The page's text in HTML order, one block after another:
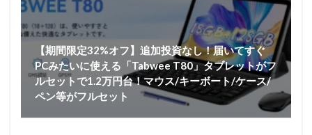
【期間限定32%オフ】追加投資なし！届いてすぐ
PCみたいに使える「Tabwee T80」タブレットがフ
ルセットで1.2万円台！マウス/キーボート/ケース/
ペン等がフルセット